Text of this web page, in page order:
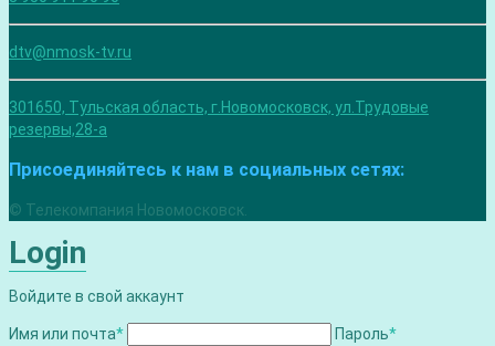
dtv@nmosk-tv.ru
301650, Тульская область, г.Новомосковск, ул.Трудовые
резервы,28-а
Присоединяйтесь к нам в социальных сетях:
© Телекомпания Новомосковск.
Login
Войдите в свой аккаунт
Имя или почта* Пароль*